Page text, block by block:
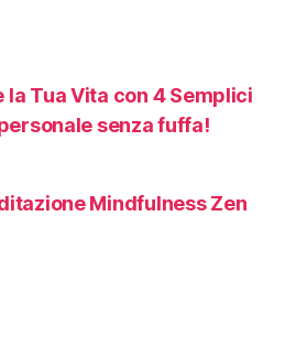
la Tua Vita con 4 Semplici
senza fuffa!
Mindfulness Zen